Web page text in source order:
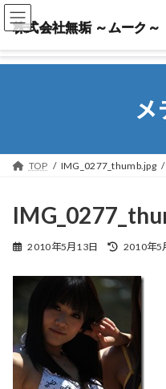
株式会社無垢 ～ムーク～
株式会社無垢 ～ムーク～
メ
TOP IMG_0277_thumb.jpg
2010年5月13日
最
新
日
2010年5